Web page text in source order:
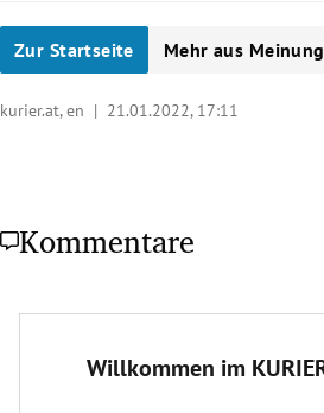
Zur Startseite Mehr aus Meinung
kurier.at, en | 21.01.2022, 17:11
Kommentare